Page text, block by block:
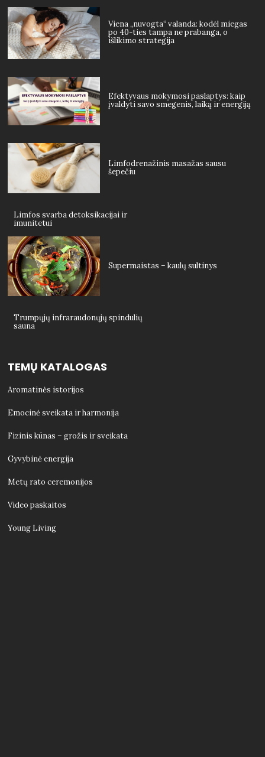
Viena „nuvogta“ valanda: kodėl miegas
po 40-ties tampa ne prabanga, o
išlikimo strategija
Efektyvaus mokymosi paslaptys: kaip
įvaldyti savo smegenis, laiką ir energiją
Limfodrenažinis masažas sausu
šepečiu
Limfos svarba detoksikacijai ir
imunitetui
Supermaistas – kaulų sultinys
Trumpųjų infraraudonųjų spindulių
sauna
TEMŲ KATALOGAS
Aromatinės istorijos
Emocinė sveikata ir harmonija
Fizinis kūnas – grožis ir sveikata
Gyvybinė energija
Metų rato ceremonijos
Video paskaitos
Young Living